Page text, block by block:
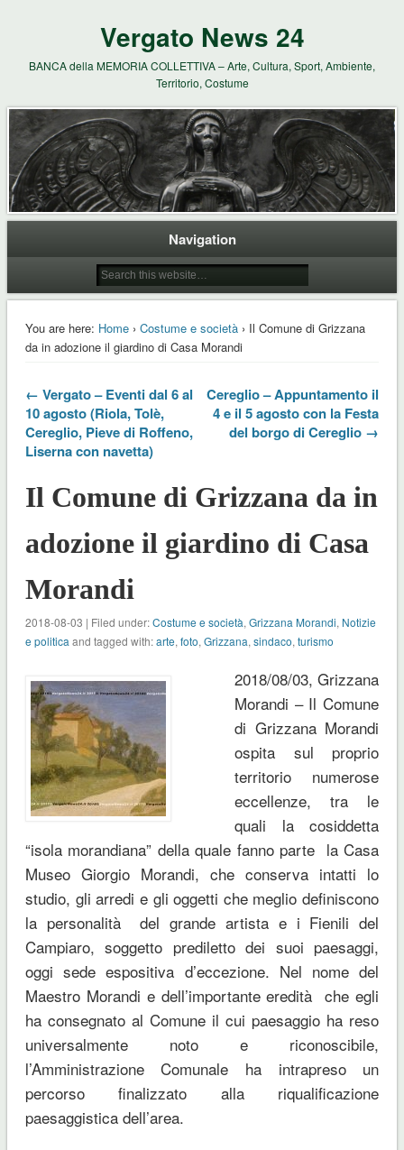
Vergato News 24
BANCA della MEMORIA COLLETTIVA – Arte, Cultura, Sport, Ambiente,
Territorio, Costume
Navigation
You are here: Home› Costume e società› Il Comune di Grizzana
da in adozione il giardino di Casa Morandi
← Vergato – Eventi dal 6 al
10 agosto (Riola, Tolè,
Cereglio, Pieve di Roffeno,
Liserna con navetta)
Cereglio – Appuntamento il
4 e il 5 agosto con la Festa
del borgo di Cereglio →
Il Comune di Grizzana da in
adozione il giardino di Casa
Morandi
2018-08-03 | Filed under:Costume e società, Grizzana Morandi, Notizie
e politica and tagged with:arte, foto, Grizzana, sindaco, turismo
2018/08/03, Grizzana
Morandi – Il Comune
di Grizzana Morandi
ospita sul proprio
territorio numerose
eccellenze, tra le
quali la cosiddetta
“isola morandiana” della quale fanno parte la Casa
Museo Giorgio Morandi, che conserva intatti lo
studio, gli arredi e gli oggetti che meglio definiscono
la personalità del grande artista e i Fienili del
Campiaro, soggetto prediletto dei suoi paesaggi,
oggi sede espositiva d’eccezione. Nel nome del
Maestro Morandi e dell’importante eredità che egli
ha consegnato al Comune il cui paesaggio ha reso
universalmente noto e riconoscibile,
l’Amministrazione Comunale ha intrapreso un
percorso finalizzato alla riqualificazione
paesaggistica dell’area.